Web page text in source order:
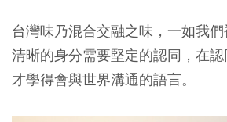
台灣味乃混合交融之味，一如我們
清晰的身分需要堅定的認同，在
才學得會與世界溝通的語言。